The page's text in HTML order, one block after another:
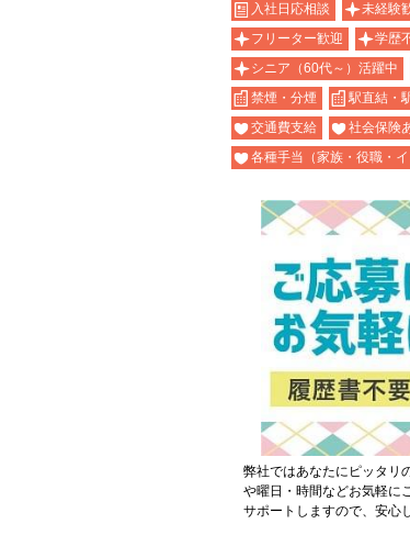
入社日応相談 未経験
フリーター歓迎
学歴
シニア（60代～）活躍中
禁煙・分煙
駅直結・
交通費支給
社会保険
各種手当（家族・役職・
弊社ではあなたにピッタリ
や曜日・時間などお気軽に
サポートしますので、安心